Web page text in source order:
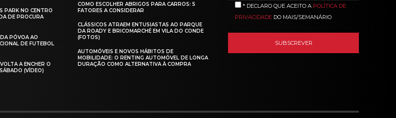
PARK NO CENTRO
DE PROCURA
PÓVOA AO
DE FUTEBOL
A ENCHER O
(VÍDEO)
COMO ESCOLHER ABRIGOS PARA CARROS: 5
FATORES A CONSIDERAR
CLÁSSICOS ATRAEM ENTUSIASTAS AO PARQUE
DA ROADY E BRICOMARCHÉ EM VILA DO CONDE
(FOTOS)
AUTOMÓVEIS E NOVOS HÁBITOS DE
MOBILIDADE: O RENTING AUTOMÓVEL DE LONGA
DURAÇÃO COMO ALTERNATIVA À COMPRA
* DECLARO QUE ACEITO A POLÍTICA DE
PRIVACIDADE DO MAIS/SEMANÁRIO